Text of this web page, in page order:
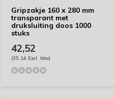
Gripzakje 160 x 280 mm
transparant met
druksluiting doos 1000
stuks
42,52
(35,14 Excl. btw)